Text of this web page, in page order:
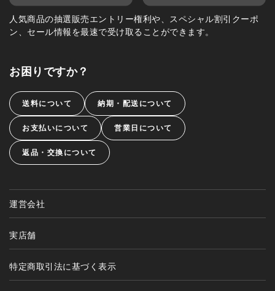
人気商品の抽選販売エントリー権利や、スペシャル割引クーポ
ン、セール情報を最速で受け取ることができます。
お困りですか？
送料について 納期・配送について
お支払いについて 営業日について
返品・交換について
運営会社
実店舗
特定商取引法に基づく表示